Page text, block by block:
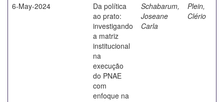
6-May-2024
Da política
ao prato:
investigando
a matriz
institucional
na
execução
do PNAE
com
enfoque na
Schabarum,
Joseane
Carla
Plein,
Clério